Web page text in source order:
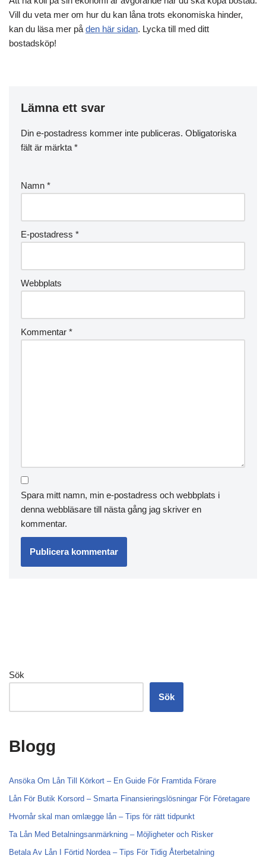
Vill du veta mer om hur du kan låna trots ekonomiska hinder,
kan du läsa mer på den här sidan. Lycka till med ditt
bostadsköp!
Lämna ett svar
Din e-postadress kommer inte publiceras. Obligatoriska
fält är märkta *
Namn *
E-postadress *
Webbplats
Kommentar *
Spara mitt namn, min e-postadress och webbplats i
denna webbläsare till nästa gång jag skriver en
kommentar.
Sök
Sök
Blogg
Ansöka Om Lån Till Körkort – En Guide För Framtida Förare
Lån För Butik Korsord – Smarta Finansieringslösningar För Företagare
Hvornår skal man omlægge lån – Tips för rätt tidpunkt
Ta Lån Med Betalningsanmärkning – Möjligheter och Risker
Betala Av Lån I Förtid Nordea – Tips För Tidig Återbetalning